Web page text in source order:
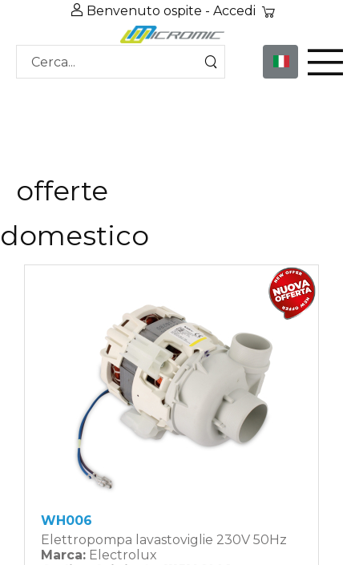
Benvenuto ospite - Accedi
offerte
domestico
WH006
Elettropompa lavastoviglie 230V 50Hz
Marca: Electrolux